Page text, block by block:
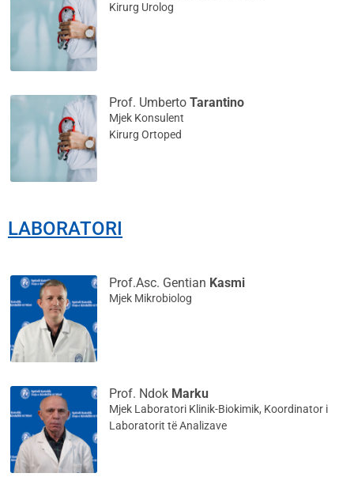
Kirurg Urolog
Prof. Umberto Tarantino
Mjek Konsulent
Kirurg Ortoped
LABORATORI
Prof.Asc. Gentian Kasmi
Mjek Mikrobiolog
Prof. Ndok Marku
Mjek Laboratori Klinik-Biokimik, Koordinator i
Laboratorit të Analizave